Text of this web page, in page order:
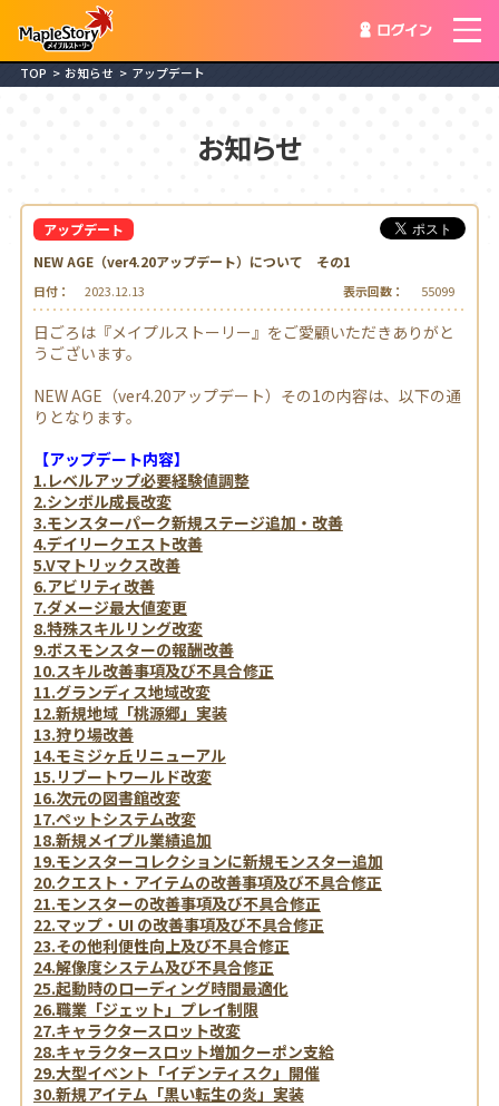
ログ
TOP お知らせ アップデート
お知らせ
アップデート
NEW AGE（ver4.20アップデート）について その1
日付： 2023.12.13 表示回数： 55099
日ごろは『メイプルストーリー』をご愛顧いただきありがと
うございます。
NEW AGE（ver4.20アップデート）その1の内容は、以下の通
りとなります。
【アップデート内容】
1.レベルアップ必要経験値調整
2.シンボル成長改変
3.モンスターパーク新規ステージ追加・改善
4.デイリークエスト改善
5.Vマトリックス改善
6.アビリティ改善
7.ダメージ最大値変更
8.特殊スキルリング改変
9.ボスモンスターの報酬改善
10.スキル改善事項及び不具合修正
11.グランディス地域改変
12.新規地域「桃源郷」実装
13.狩り場改善
14.モミジヶ丘リニューアル
15.リブートワールド改変
16.次元の図書館改変
17.ペットシステム改変
18.新規メイプル業績追加
19.モンスターコレクションに新規モンスター追加
20.クエスト・アイテムの改善事項及び不具合修正
21.モンスターの改善事項及び不具合修正
22.マップ・UI の改善事項及び不具合修正
23.その他利便性向上及び不具合修正
24.解像度システム及び不具合修正
25.起動時のローディング時間最適化
26.職業「ジェット」プレイ制限
27.キャラクタースロット改変
28.キャラクタースロット増加クーポン支給
29.大型イベント「イデンティスク」開催
30.新規アイテム「黒い転生の炎」実装